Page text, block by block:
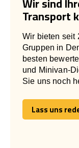
Transport
Wir bieten seit
Gruppen in
besten
und Minivan-
Sie uns noch
Lass uns
Lass uns